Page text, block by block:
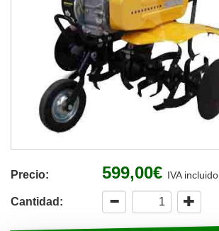
Precio: 599,00€ IVA incluido
Cantidad: